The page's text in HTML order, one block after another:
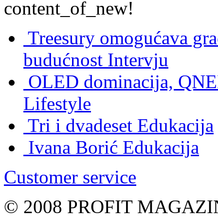
content_of_new!
Treesury omogućava
budućnost Intervju
OLED dominacija,
Lifestyle
Tri i dvadeset Edukacija
Ivana Borić Edukacija
Customer service
© 2008 PROFIT